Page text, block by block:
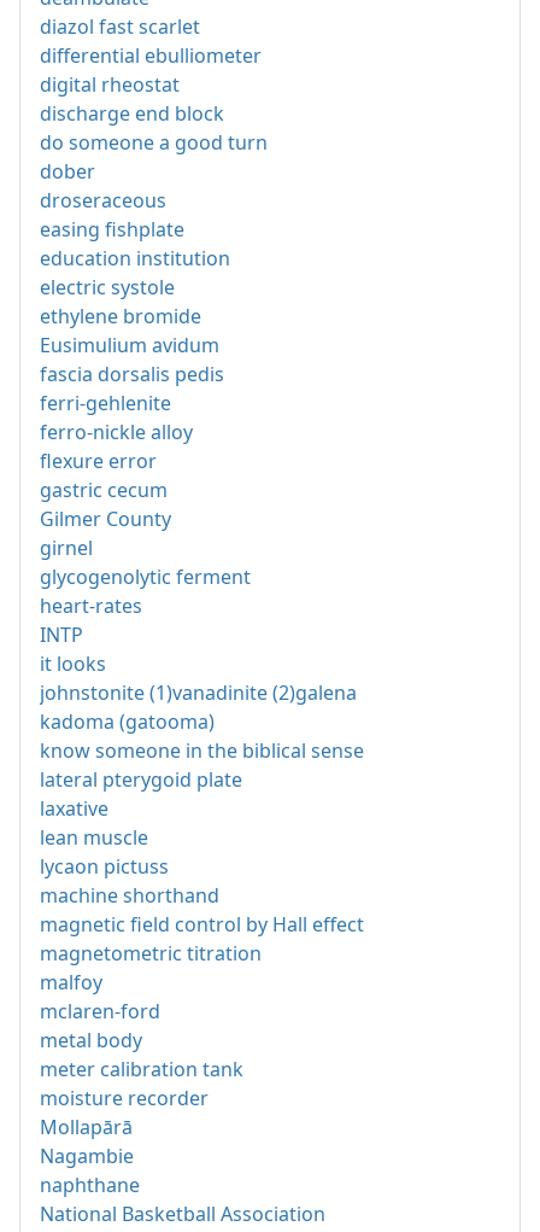
diazol fast scarlet
differential ebulliometer
digital rheostat
discharge end block
do someone a good turn
dober
droseraceous
easing fishplate
education institution
electric systole
ethylene bromide
Eusimulium avidum
fascia dorsalis pedis
ferri-gehlenite
ferro-nickle alloy
flexure error
gastric cecum
Gilmer County
girnel
glycogenolytic ferment
heart-rates
INTP
it looks
johnstonite (1)vanadinite (2)galena
kadoma (gatooma)
know someone in the biblical sense
lateral pterygoid plate
laxative
lean muscle
lycaon pictuss
machine shorthand
magnetic field control by Hall effect
magnetometric titration
malfoy
mclaren-ford
metal body
meter calibration tank
moisture recorder
Mollapārā
Nagambie
naphthane
National Basketball Association